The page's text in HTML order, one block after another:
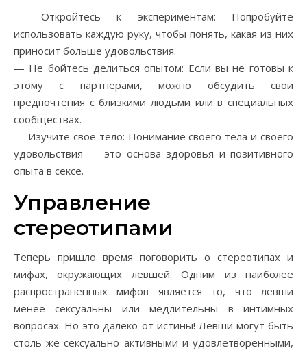
— Откройтесь к экспериментам: Попробуйте
использовать каждую руку, чтобы понять, какая из них
приносит больше удовольствия.
— Не бойтесь делиться опытом: Если вы не готовы к
этому с партнерами, можно обсудить свои
предпочтения с близкими людьми или в специальных
сообществах.
— Изучите свое тело: Понимание своего тела и своего
удовольствия — это основа здоровья и позитивного
опыта в сексе.
Управление
стереотипами
Теперь пришло время поговорить о стереотипах и
мифах, окружающих левшей. Одним из наиболее
распространенных мифов является то, что левши
менее сексуальны или медлительны в интимных
вопросах. Но это далеко от истины! Левши могут быть
столь же сексуально активными и удовлетворенными,